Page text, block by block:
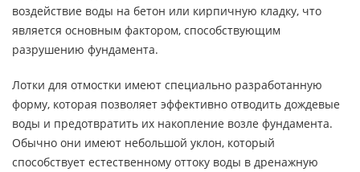
воздействие воды на бетон или кирпичную кладку, что
является основным фактором, способствующим
разрушению фундамента.
Лотки для отмостки имеют специально разработанную
форму, которая позволяет эффективно отводить дождевые
воды и предотвратить их накопление возле фундамента.
Обычно они имеют небольшой уклон, который
способствует естественному оттоку воды в дренажную